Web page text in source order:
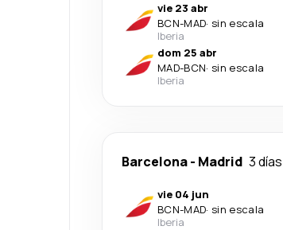
vie 23 abr
BCN-MAD· sin escala
Iberia
dom 25 abr
MAD-BCN· sin escala
Iberia
Barcelona- Madrid 3 días
vie 04 jun
BCN-MAD· sin escala
Iberia